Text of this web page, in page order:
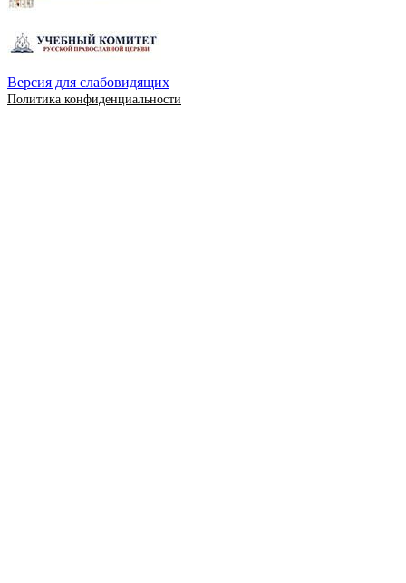
Версия для слабовидящих
Политика конфиденциальности